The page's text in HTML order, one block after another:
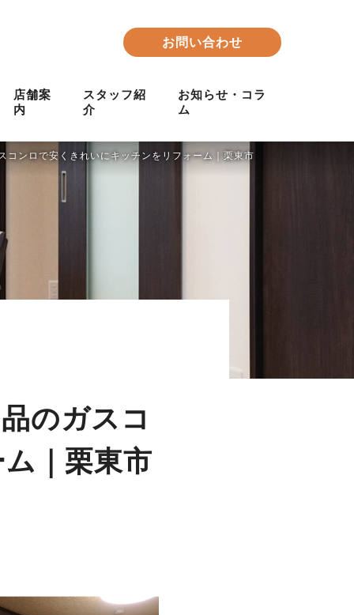
お問い合わせ
店舗案
内
スタッフ紹
介
お知らせ・コラ
ム
コンロで安くきれいにキッチンをリフォーム｜栗東市
のガスコ
｜栗東市